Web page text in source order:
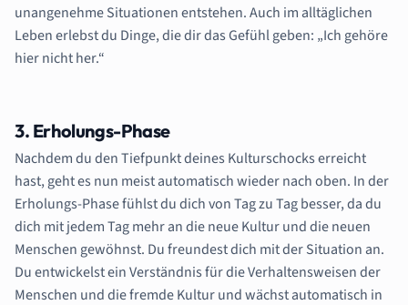
unangenehme Situationen entstehen. Auch im alltäglichen
Leben erlebst du Dinge, die dir das Gefühl geben: „Ich gehöre
hier nicht her.“
3. Erholungs-Phase
Nachdem du den Tiefpunkt deines Kulturschocks erreicht
hast, geht es nun meist automatisch wieder nach oben. In der
Erholungs-Phase fühlst du dich von Tag zu Tag besser, da du
dich mit jedem Tag mehr an die neue Kultur und die neuen
Menschen gewöhnst. Du freundest dich mit der Situation an.
Du entwickelst ein Verständnis für die Verhaltensweisen der
Menschen und die fremde Kultur und wächst automatisch in